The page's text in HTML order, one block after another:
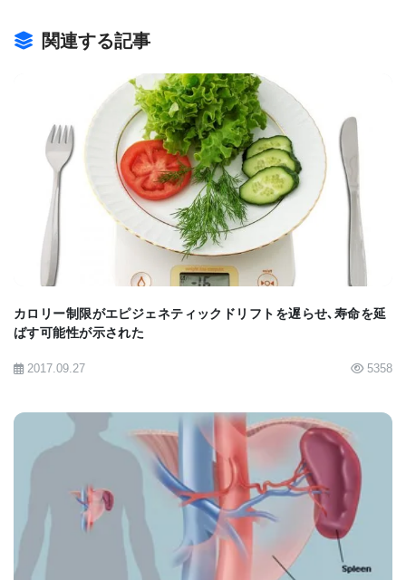
験は、PKD1の投与量の調節によって病気進行を遅ら
せることが可能であることを示した。
「このデータから、PKD1活性を標的とすることは、
単一の多発性肝疾患、小児期劣性多発性嚢胞腎、成
人ADPKDのサブセットの処置に対して有効かもしれ
ないという、展望のある可能性が示唆される。」
と、Dr. Stefan Somlo氏が語った。
エール大学は、PKD研究のリーダー的存在である。
たとえば、エール大学で実施される基礎科学研究
おいて重要な役割を果たしてきた。ちなみに、繊毛
は細胞表面から延びる細い糸のような構造である。
エール大学は1999年以来、PKD研究においてアメリ
カ国立衛生研究所（NIH）助成によるPKD研究の全
米4優秀国立研究機関(National Centers of
関連する記事
BIOMARKET JP
カロリー制限がエピジェネティックドリフトを遅らせ､寿命を延
ばす可能性が示された
2017.09.27 5358
BIOMARKET JP